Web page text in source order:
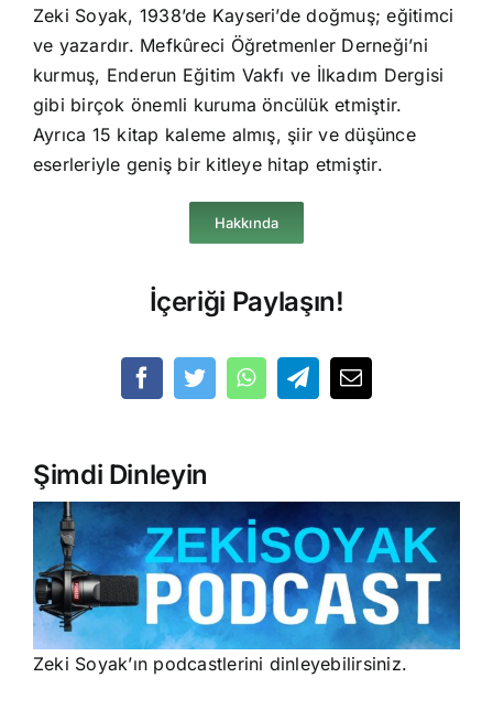
Zeki Soyak, 1938’de Kayseri’de doğmuş; eğitimci
ve yazardır. Mefkûreci Öğretmenler Derneği’ni
kurmuş, Enderun Eğitim Vakfı ve İlkadım Dergisi
gibi birçok önemli kuruma öncülük etmiştir.
Ayrıca 15 kitap kaleme almış, şiir ve düşünce
eserleriyle geniş bir kitleye hitap etmiştir.
Hakkında
İçeriği Paylaşın!
Şimdi Dinleyin
Zeki Soyak’ın podcastlerini dinleyebilirsiniz.